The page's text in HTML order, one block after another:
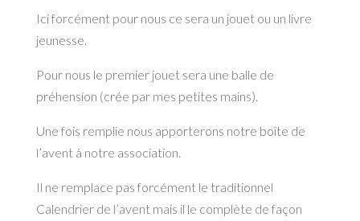
Ici forcément pour nous ce sera un jouet ou un livre
jeunesse.
Pour nous le premier jouet sera une balle de
préhension (crée par mes petites mains).
Une fois remplie nous apporterons notre boîte de
l’avent à notre association.
Il ne remplace pas forcément le traditionnel
Calendrier de l’avent mais il le complète de façon